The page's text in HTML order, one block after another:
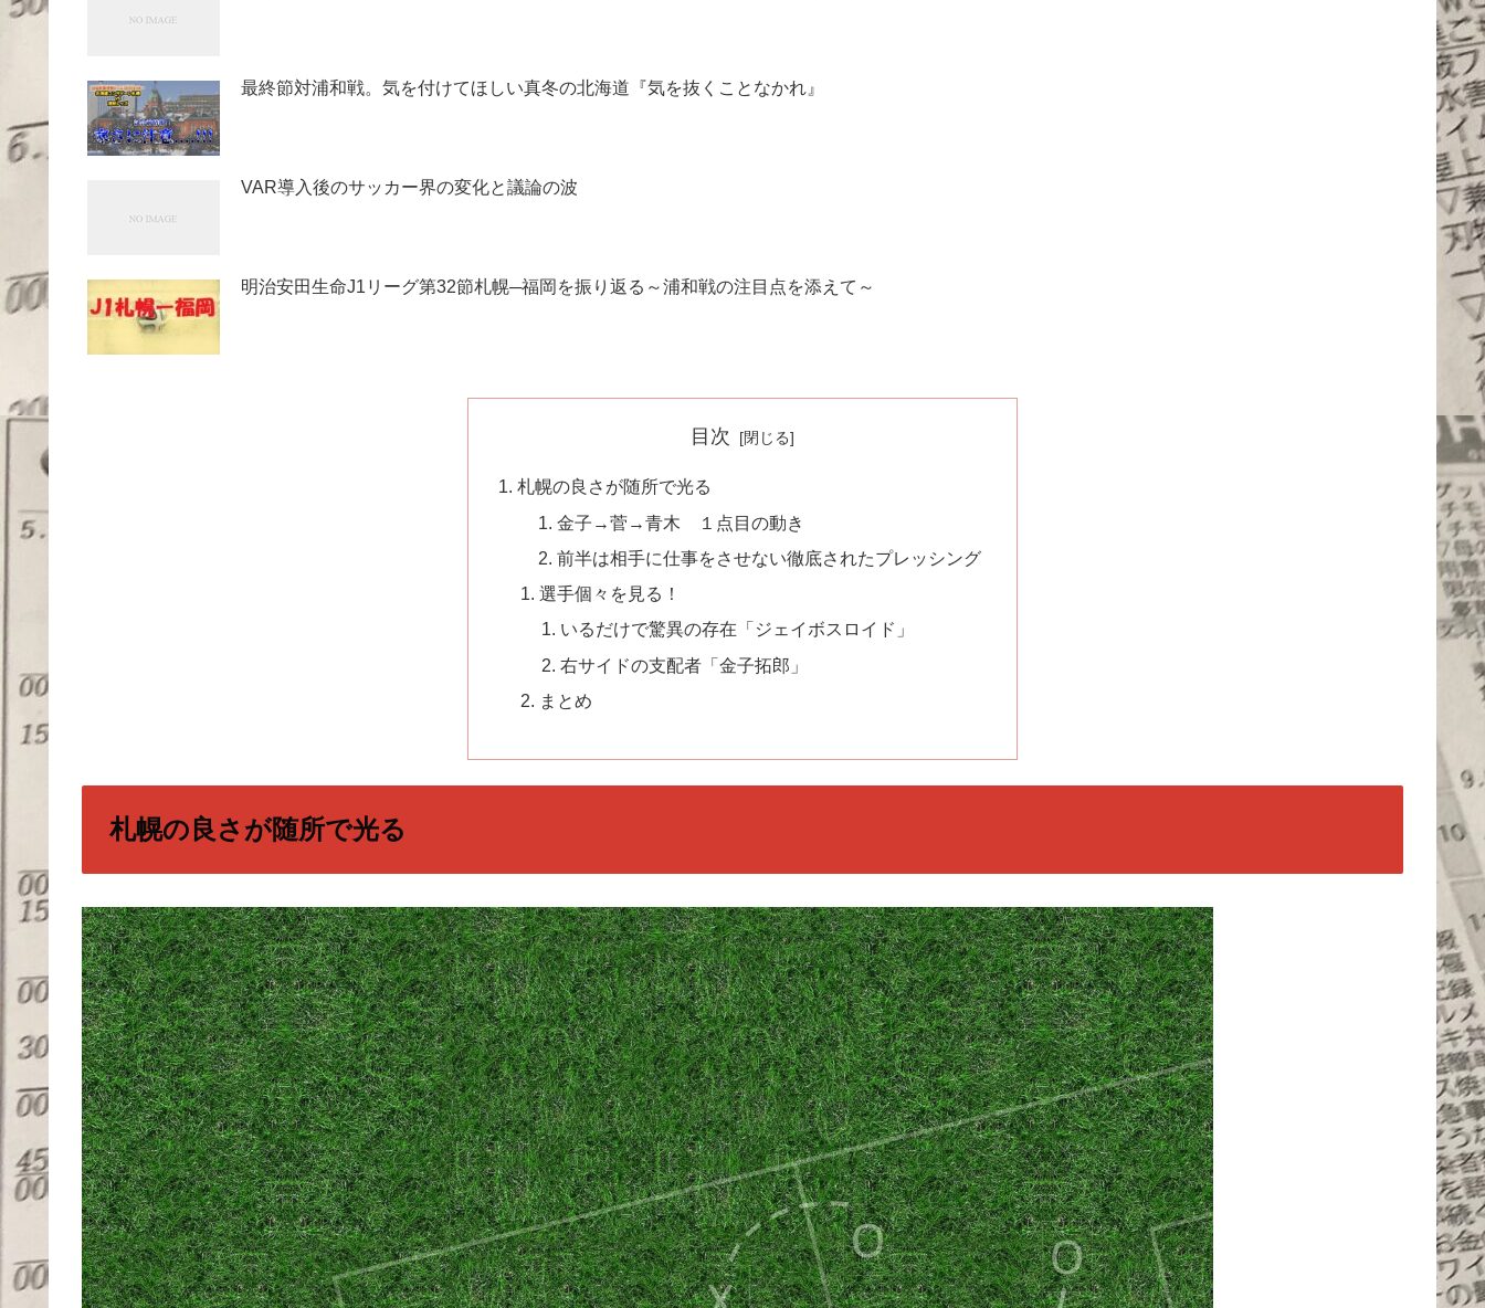
最終節対浦和戦。気を付けてほしい真冬の北海道『気を抜くことなかれ』
VAR導入後のサッカー界の変化と議論の波
明治安田生命J1リーグ第32節札幌─福岡を振り返る～浦和戦の注目点を添えて～
目次
札幌の良さが随所で光る
金子→菅→青木 １点目の動き
前半は相手に仕事をさせない徹底されたプレッシング
選手個々を見る！
いるだけで驚異の存在「ジェイボスロイド」
右サイドの支配者「金子拓郎」
まとめ
札幌の良さが随所で光る